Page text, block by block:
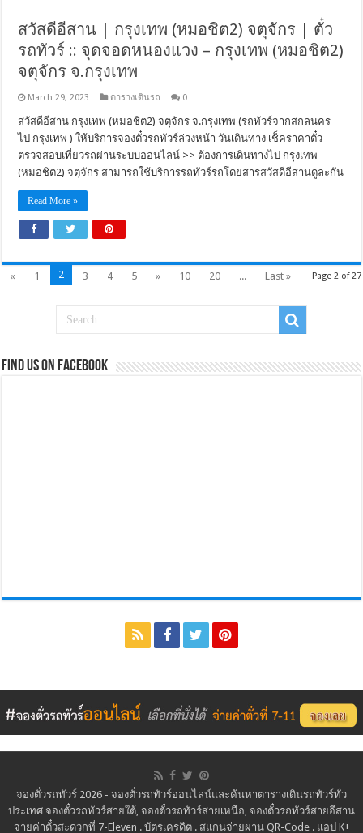
สวัสดีอีสาน | กรุงเทพ (หมอชิต2) จตุจักร | ตั๋ว
รถทัวร์ :: จุดจอดหนองแวง – กรุงเทพ (หมอชิต2)
จตุจักร จ.กรุงเทพ
March 29, 2023 ตารางเดินรถ 0
สวัสดีอีสาน กรุงเทพ (หมอชิต2) จตุจักร จ.กรุงเทพ (รถทัวร์จากสกลนคร
ไป กรุงเทพ ) ให้บริการจองตั๋วรถทัวร์ล่วงหน้า วันเดินทาง เช็คราคาตั๋ว
ตรวจสอบเที่ยวรถผ่านระบบออนไลน์ >> ต้องการเดินทางไป กรุงเทพ
(หมอชิต2) จตุจักร สามารถใช้บริการรถทัวร์รถโดยสารสวัสดีอีสานดูละกัน
Read More »
Page 2 of 27
« 1 2 3 4 5 » 10 20 ... Last »
Find us on Facebook
จองตั๋วรถทัวร์ 2026 - จองตั๋วรถทัวร์ออนไลน์และค้นหาตารางเดินรถทัวร์ทั่ว
ประเทศ จองตั๋วรถทัวร์สายใต้, จองตั๋วรถทัวร์สายเหนือ, จองตั๋วรถทัวร์สายอีสาน
จ่ายค่าตั๋วสะดวกที่ 7-Eleven . บัตรเครดิต . สแกนจ่ายผ่าน QR-Code . แอป K+